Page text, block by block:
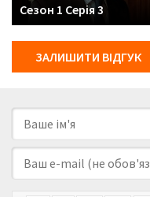
Сезон 1 Серія 3
ЗАЛИШИТИ ВІДГУК